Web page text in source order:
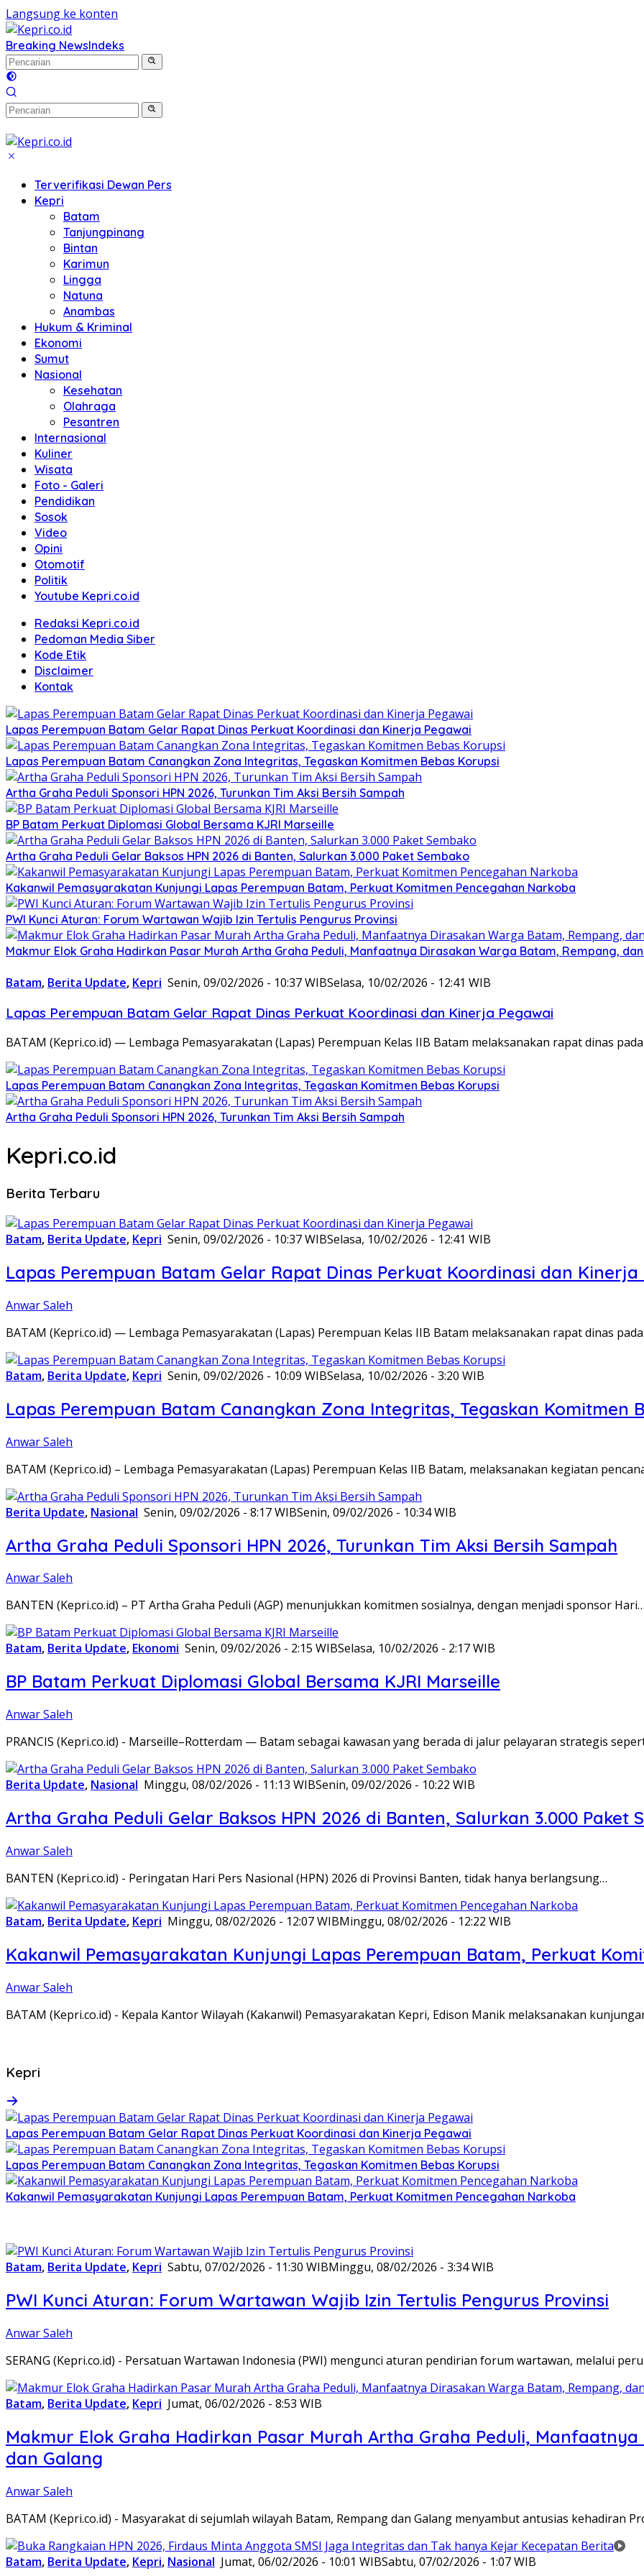
Langsung ke konten
Breaking NewsIndeks
Terverifikasi Dewan Pers
Kepri
Batam
Tanjungpinang
Bintan
Karimun
Lingga
Natuna
Anambas
Hukum & Kriminal
Ekonomi
Sumut
Nasional
Kesehatan
Olahraga
Pesantren
Internasional
Kuliner
Wisata
Foto - Galeri
Pendidikan
Sosok
Video
Opini
Otomotif
Politik
Youtube Kepri.co.id
Redaksi Kepri.co.id
Pedoman Media Siber
Kode Etik
Disclaimer
Kontak
Lapas Perempuan Batam Gelar Rapat Dinas Perkuat Koordinasi dan Kinerja Pegawai
Lapas Perempuan Batam Canangkan Zona Integritas, Tegaskan Komitmen Bebas Korupsi
Artha Graha Peduli Sponsori HPN 2026, Turunkan Tim Aksi Bersih Sampah
BP Batam Perkuat Diplomasi Global Bersama KJRI Marseille
Artha Graha Peduli Gelar Baksos HPN 2026 di Banten, Salurkan 3.000 Paket Sembako
Kakanwil Pemasyarakatan Kunjungi Lapas Perempuan Batam, Perkuat Komitmen Pencegahan Narkoba
PWI Kunci Aturan: Forum Wartawan Wajib Izin Tertulis Pengurus Provinsi
Makmur Elok Graha Hadirkan Pasar Murah Artha Graha Peduli, Manfaatnya Dirasakan Warga Batam, Rempang,
Batam, Berita Update, Kepri Senin, 09/02/2026 - 10:37 WIBSelasa, 10/02/2026 - 12:41 WIB
Lapas Perempuan Batam Gelar Rapat Dinas Perkuat Koordinasi dan Kinerja Pegawai
BATAM (Kepri.co.id) — Lembaga Pemasyarakatan (Lapas) Perempuan Kelas IIB Batam melaksanakan rapat dinas
Lapas Perempuan Batam Canangkan Zona Integritas, Tegaskan Komitmen Bebas Korupsi
Artha Graha Peduli Sponsori HPN 2026, Turunkan Tim Aksi Bersih Sampah
Kepri.co.id
Berita Terbaru
Batam, Berita Update, Kepri Senin, 09/02/2026 - 10:37 WIBSelasa, 10/02/2026 - 12:41 WIB
Lapas Perempuan Batam Gelar Rapat Dinas Perkuat Koordinasi dan Kinerja
Anwar Saleh
BATAM (Kepri.co.id) — Lembaga Pemasyarakatan (Lapas) Perempuan Kelas IIB Batam melaksanakan rapat dinas
Batam, Berita Update, Kepri Senin, 09/02/2026 - 10:09 WIBSelasa, 10/02/2026 - 3:20 WIB
Lapas Perempuan Batam Canangkan Zona Integritas, Tegaskan Komitmen
Anwar Saleh
BATAM (Kepri.co.id) – Lembaga Pemasyarakatan (Lapas) Perempuan Kelas IIB Batam, melaksanakan kegiatan
Berita Update, Nasional Senin, 09/02/2026 - 8:17 WIBSenin, 09/02/2026 - 10:34 WIB
Artha Graha Peduli Sponsori HPN 2026, Turunkan Tim Aksi Bersih Sampah
Anwar Saleh
BANTEN (Kepri.co.id) – PT Artha Graha Peduli (AGP) menunjukkan komitmen sosialnya, dengan menjadi sponsor Hari…
Batam, Berita Update, Ekonomi Senin, 09/02/2026 - 2:15 WIBSelasa, 10/02/2026 - 2:17 WIB
BP Batam Perkuat Diplomasi Global Bersama KJRI Marseille
Anwar Saleh
PRANCIS (Kepri.co.id) - Marseille–Rotterdam — Batam sebagai kawasan yang berada di jalur pelayaran strategis
Berita Update, Nasional Minggu, 08/02/2026 - 11:13 WIBSenin, 09/02/2026 - 10:22 WIB
Artha Graha Peduli Gelar Baksos HPN 2026 di Banten, Salurkan 3.000 Paket
Anwar Saleh
BANTEN (Kepri.co.id) - Peringatan Hari Pers Nasional (HPN) 2026 di Provinsi Banten, tidak hanya berlangsung…
Batam, Berita Update, Kepri Minggu, 08/02/2026 - 12:07 WIBMinggu, 08/02/2026 - 12:22 WIB
Kakanwil Pemasyarakatan Kunjungi Lapas Perempuan Batam, Perkuat
Anwar Saleh
BATAM (Kepri.co.id) - Kepala Kantor Wilayah (Kakanwil) Pemasyarakatan Kepri, Edison Manik melaksanakan
Kepri
Lapas Perempuan Batam Gelar Rapat Dinas Perkuat Koordinasi dan Kinerja Pegawai
Lapas Perempuan Batam Canangkan Zona Integritas, Tegaskan Komitmen Bebas Korupsi
Kakanwil Pemasyarakatan Kunjungi Lapas Perempuan Batam, Perkuat Komitmen Pencegahan Narkoba
Batam, Berita Update, Kepri Sabtu, 07/02/2026 - 11:30 WIBMinggu, 08/02/2026 - 3:34 WIB
PWI Kunci Aturan: Forum Wartawan Wajib Izin Tertulis Pengurus Provinsi
Anwar Saleh
SERANG (Kepri.co.id) - Persatuan Wartawan Indonesia (PWI) mengunci aturan pendirian forum wartawan, melalui
Batam, Berita Update, Kepri Jumat, 06/02/2026 - 8:53 WIB
Makmur Elok Graha Hadirkan Pasar Murah Artha Graha Peduli,
dan Galang
Anwar Saleh
BATAM (Kepri.co.id) - Masyarakat di sejumlah wilayah Batam, Rempang dan Galang menyambut antusias kehadiran
Batam, Berita Update, Kepri, Nasional Jumat, 06/02/2026 - 10:01 WIBSabtu, 07/02/2026 - 1:07 WIB